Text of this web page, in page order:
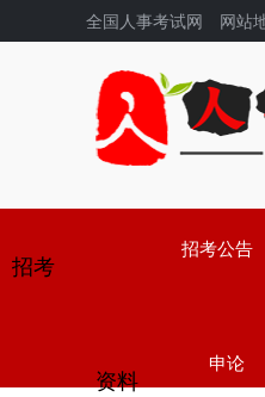
全国人事考试网 网站
招考
招考公告
资料
申论